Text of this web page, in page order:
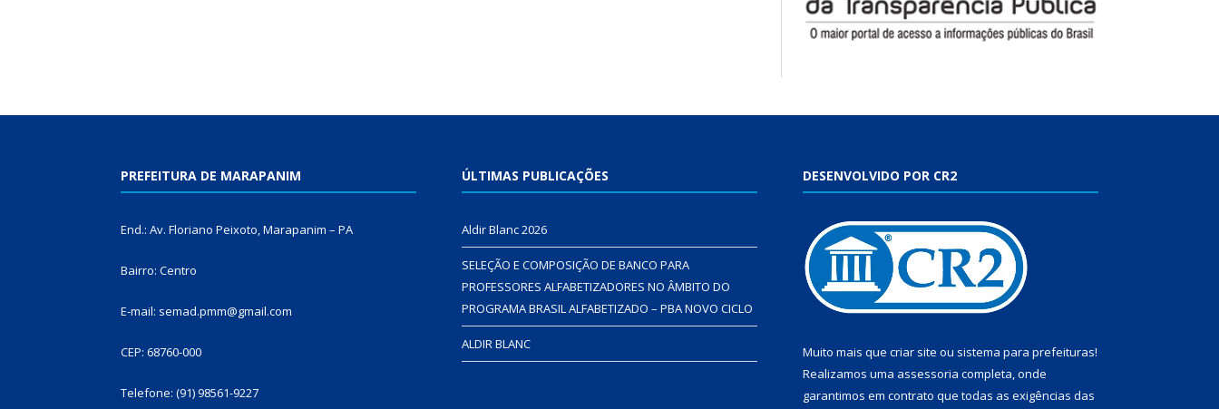
PREFEITURA DE MARAPANIM
End.: Av. Floriano Peixoto, Marapanim – PA
Bairro: Centro
E-mail: semad.pmm@gmail.com
CEP: 68760-000
Telefone: (91) 98561-9227
ÚLTIMAS PUBLICAÇÕES
Aldir Blanc 2026
SELEÇÃO E COMPOSIÇÃO DE BANCO PARA
PROFESSORES ALFABETIZADORES NO ÂMBITO DO
PROGRAMA BRASIL ALFABETIZADO – PBA NOVO CICLO
ALDIR BLANC
DESENVOLVIDO POR CR2
Muito mais que criar site ou sistema para prefeituras!
Realizamos uma assessoria completa, onde
garantimos em contrato que todas as exigências das